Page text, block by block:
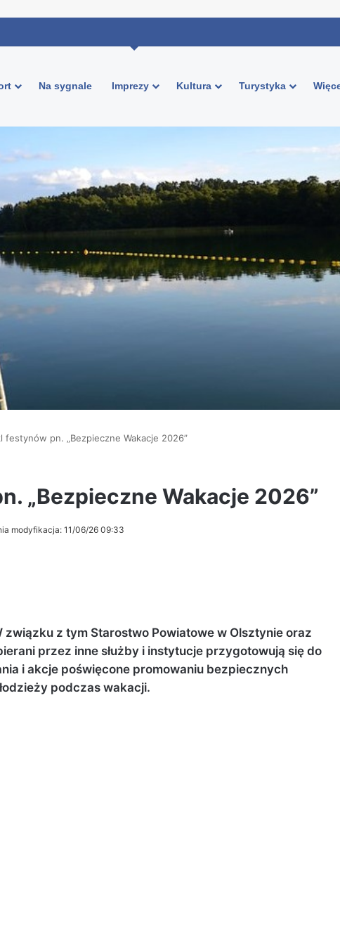
Na sygnale Imprezy Kultura Turystyka
festynów pn. „Bezpieczne Wakacje 2026”
„Bezpieczne Wakacje 2026”
modyfikacja: 11/06/26 09:33
z tym Starostwo Powiatowe w Olsztynie oraz
przez inne służby i instytucje przygotowują się do
i akcje poświęcone promowaniu bezpiecznych
podczas wakacji.